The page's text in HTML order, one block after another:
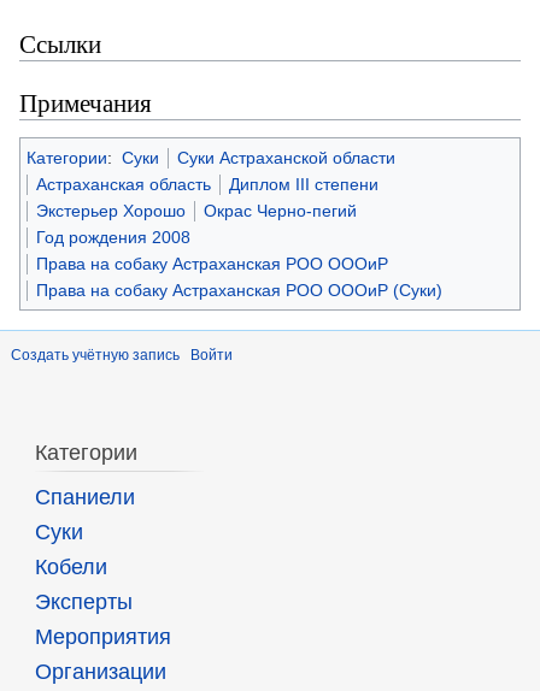
Ссылки
Примечания
Категории: Суки
Суки Астраханской области
Астраханская область
Диплом III степени
Экстерьер Хорошо
Окрас Черно-пегий
Год рождения 2008
Права на собаку Астраханская РОО ОООиР
Права на собаку Астраханская РОО ОООиР (Суки)
Создать учётную запись Войти
Категории
Спаниели
Суки
Кобели
Эксперты
Мероприятия
Организации